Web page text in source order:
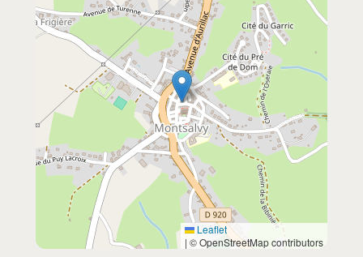
Leaflet
| © OpenStreetMap contributors